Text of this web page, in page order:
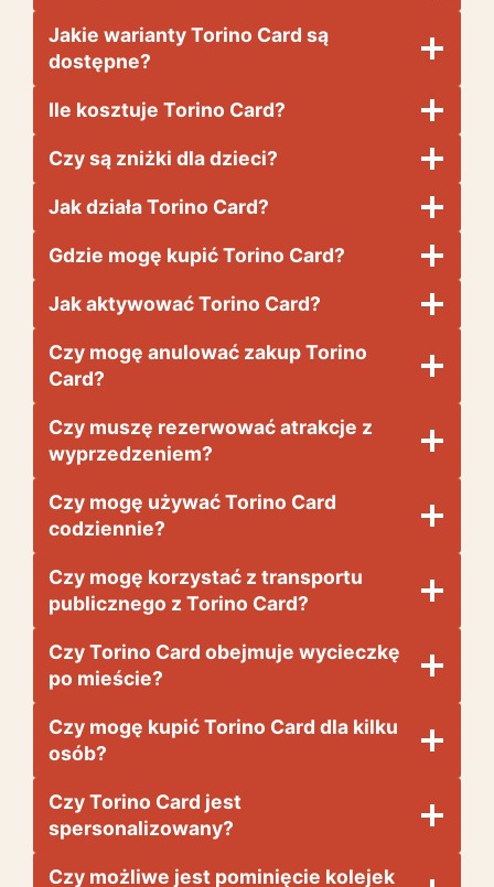
Jakie warianty Torino Card są
dostępne?
Ile kosztuje Torino Card?
Czy są zniżki dla dzieci?
Jak działa Torino Card?
Gdzie mogę kupić Torino Card?
Jak aktywować Torino Card?
Czy mogę anulować zakup Torino
Card?
Czy muszę rezerwować atrakcje z
wyprzedzeniem?
Czy mogę używać Torino Card
codziennie?
Czy mogę korzystać z transportu
publicznego z Torino Card?
Czy Torino Card obejmuje wycieczkę
po mieście?
Czy mogę kupić Torino Card dla kilku
osób?
Czy Torino Card jest
spersonalizowany?
Czy możliwe jest pominięcie kolejek